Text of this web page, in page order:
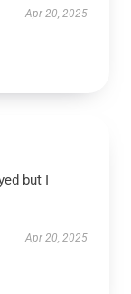
Apr 20, 2025
but I
Apr 20, 2025